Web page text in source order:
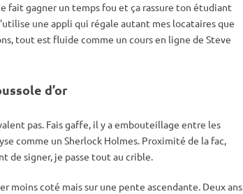
fait gagner un temps fou et ça rassure ton étudiant
une appli qui régale autant mes locataires que
tout est fluide comme un cours en ligne de Steve
d’or
pas. Fais gaffe, il y a embouteillage entre les
comme un Sherlock Holmes. Proximité de la fac,
de signer, je passe tout au crible.
moins coté mais sur une pente ascendante. Deux ans